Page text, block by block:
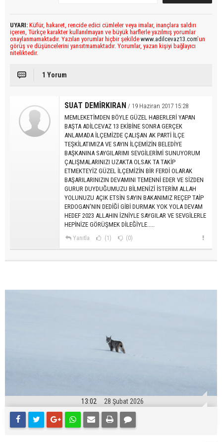
UYARI: Küfür, hakaret, rencide edici cümleler veya imalar, inançlara saldırı
içeren, Türkçe karakter kullanılmayan ve büyük harflerle yazılmış yorumlar
onaylanmamaktadır. Yazılan yorumlar hiçbir şekilde www.adilcevaz13.com’un
görüş ve düşüncelerini yansıtmamaktadır. Yorumlar, yazan kişiyi bağlayıcı
niteliktedir.
1 Yorum
SUAT DEMİRKIRAN / 19 Haziran 2017 15:28
MEMLEKETİMDEN BÖYLE GÜZEL HABERLERİ YAPAN
BAŞTA ADİLCEVAZ 13 EKİBİNE SONRA GERÇEK
ANLAMADA İLÇEMİZDE ÇALIŞAN AK PARTİ İLÇE
TEŞKİLATIMIZA VE SAYIN İLÇEMİZİN BELEDİYE
BAŞKANINA SAYGILARIMI SEVGİLERİMİ SUNUYORUM
ÇALIŞMALARINIZI UZAKTA OLSAK TA TAKİP
ETMEKTEYİZ GÜZEL İLÇEMİZİN BİR FERDİ OLARAK
BAŞARILARINIZIN DEVAMINI TEMENNİ EDER VE SİZDEN
GURUR DUYDUĞUMUZU BİLMENİZİ İSTERİM ALLAH
YOLUNUZU AÇIK ETSİN SAYIN BAKANIMIZ REÇEP TAİP
ERDOGAN'NIN DEDİĞİ GİBİ DURMAK YOK YOLA DEVAM
HEDEF 2023 ALLAHIN İZNİYLE SAYGILAR VE SEVGİLERLE
HEPİNİZE GÖRÜŞMEK DİLEĞİYLE.....
Yanıtla (1) (0)
13:02 28 Şubat 2026